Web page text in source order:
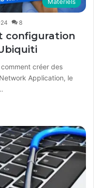
Matériels
8
configuration
créer des
Application, le